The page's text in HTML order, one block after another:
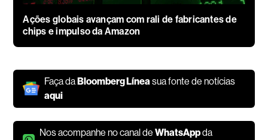
Ações globais avançam com rali de fabricantes de
chips e impulso da Amazon
Faça daBloomberg Línea sua fonte de notícias
aqui
Nos acompanhe no canal deWhatsAppda